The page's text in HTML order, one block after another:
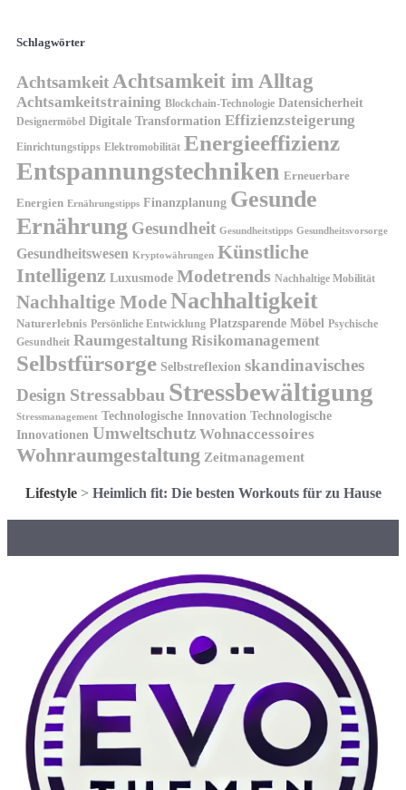
Schlagwörter
AchtsamkeitAchtsamkeit im Alltag
Achtsamkeitstraining Blockchain-Technologie Datensicherheit
Designermöbel Digitale Transformation Effizienzsteigerung
Einrichtungstipps Elektromobilität Energieeffizienz
Entspannungstechniken Erneuerbare
Energien Ernährungstipps Finanzplanung Gesunde
Ernährung Gesundheit Gesundheitstipps Gesundheitsvorsorge
Gesundheitswesen Kryptowährungen Künstliche
Intelligenz Luxusmode Modetrends Nachhaltige Mobilität
Nachhaltige ModeNachhaltigkeit
Naturerlebnis Persönliche Entwicklung Platzsparende Möbel Psychische
Gesundheit Raumgestaltung Risikomanagement
Selbstfürsorge Selbstreflexion skandinavisches
Design Stressabbau Stressbewältigung
Stressmanagement Technologische Innovation Technologische
Innovationen Umweltschutz Wohnaccessoires
Wohnraumgestaltung Zeitmanagement
Lifestyle> Heimlich fit: Die besten Workouts für zu Hause